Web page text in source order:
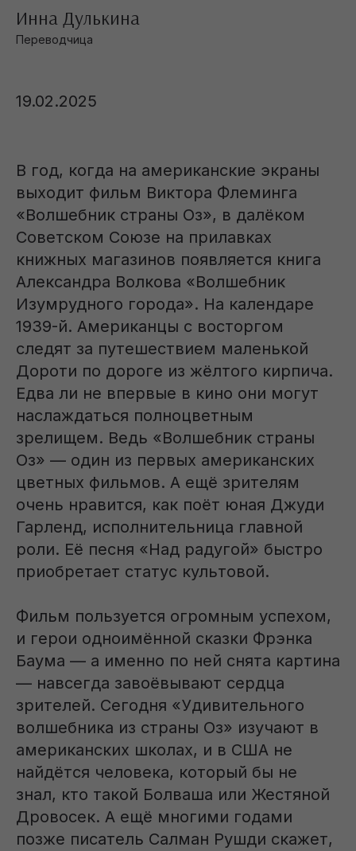
Инна Дулькина
Переводчица
19.02.2025
В год, когда на американские экраны
выходит фильм Виктора Флеминга
«Волшебник страны Оз», в далёком
Советском Союзе на прилавках
книжных магазинов появляется книга
Александра Волкова «Волшебник
Изумрудного города». На календаре
1939-й. Американцы с восторгом
следят за путешествием маленькой
Дороти по дороге из жёлтого кирпича.
Едва ли не впервые в кино они могут
наслаждаться полноцветным
зрелищем. Ведь «Волшебник страны
Оз» — один из первых американских
цветных фильмов. А ещё зрителям
очень нравится, как поёт юная Джуди
Гарленд, исполнительница главной
роли. Её песня «Над радугой» быстро
приобретает статус культовой.
Фильм пользуется огромным успехом,
и герои одноимённой сказки Фрэнка
Баума — а именно по ней снята картина
— навсегда завоёвывают сердца
зрителей. Сегодня «Удивительного
волшебника из страны Оз» изучают в
американских школах, и в США не
найдётся человека, который бы не
знал, кто такой Болваша или Жестяной
Дровосек. А ещё многими годами
позже писатель Салман Рушди скажет,